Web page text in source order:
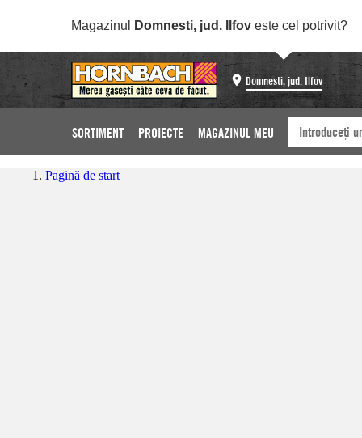
Magazinul Domnesti, jud. Ilfov este cel potrivit?
Domnesti, jud. Ilfov
SORTIMENT PROIECTE MAGAZINUL MEU
Pagină de start